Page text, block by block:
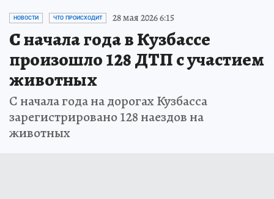
НОВОСТИ ЧТО ПРОИСХОДИТ 28 мая 2026 6:15
С начала года в Кузбассе
произошло 128 ДТП с участием
животных
С начала года на дорогах Кузбасса
зарегистрировано 128 наездов на
животных